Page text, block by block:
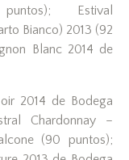
Estival
Bianco) 2013 (92
Blanc 2014 de
2014 de Bodega
Chardonnay –
(90 puntos);